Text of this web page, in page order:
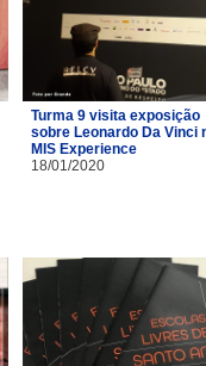
Turma 9 visita exposição
sobre Leonardo Da Vinci
MIS Experience
18/01/2020